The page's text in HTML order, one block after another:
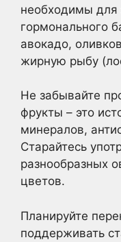
необходимы для
гормонального
авокадо,
жирную рыбу
Не забывайте
фрукты – это
минералов,
Старайтесь
разнообразных
цветов.
Планируйте
поддерживать